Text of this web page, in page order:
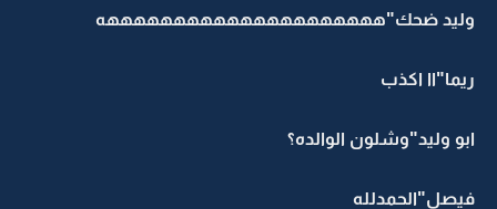
وليد ضحك"هههههههههههههههههههههه
ريما"اا اكذب
ابو وليد"وشلون الوالده؟
فيصل"الحمدلله